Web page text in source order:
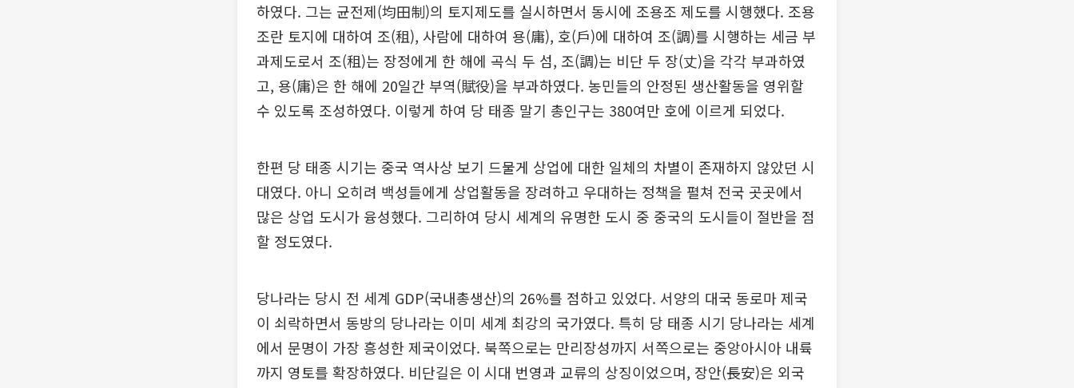
하였다. 그는 균전제(均田制)의 토지제도를 실시하면서 동시에 조용조 제도를 시행했다. 조용
조란 토지에 대하여 조(租), 사람에 대하여 용(庸), 호(戶)에 대하여 조(調)를 시행하는 세금 부
과제도로서 조(租)는 장정에게 한 해에 곡식 두 섬, 조(調)는 비단 두 장(丈)을 각각 부과하였
고, 용(庸)은 한 해에 20일간 부역(賦役)을 부과하였다. 농민들의 안정된 생산활동을 영위할
수 있도록 조성하였다. 이렇게 하여 당 태종 말기 총인구는 380여만 호에 이르게 되었다.
한편 당 태종 시기는 중국 역사상 보기 드물게 상업에 대한 일체의 차별이 존재하지 않았던 시
대였다. 아니 오히려 백성들에게 상업활동을 장려하고 우대하는 정책을 펼쳐 전국 곳곳에서
많은 상업 도시가 융성했다. 그리하여 당시 세계의 유명한 도시 중 중국의 도시들이 절반을 점
할 정도였다.
당나라는 당시 전 세계 GDP(국내총생산)의 26%를 점하고 있었다. 서양의 대국 동로마 제국
이 쇠락하면서 동방의 당나라는 이미 세계 최강의 국가였다. 특히 당 태종 시기 당나라는 세계
에서 문명이 가장 흥성한 제국이었다. 북쪽으로는 만리장성까지 서쪽으로는 중앙아시아 내륙
까지 영토를 확장하였다. 비단길은 이 시대 번영과 교류의 상징이었으며, 장안(長安)은 외국